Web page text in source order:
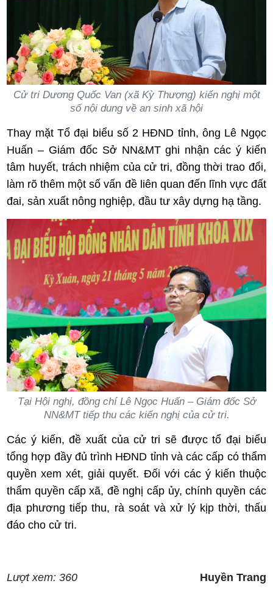
Cử tri Dương Quốc Van (xã Kỳ Thượng) kiến nghị một
số nội dung về an sinh xã hội
Thay mặt Tổ đại biểu số 2 HĐND tỉnh, ông Lê Ngọc
Huấn – Giám đốc Sở NN&MT ghi nhận các ý kiến
tâm huyết, trách nhiệm của cử tri, đồng thời trao đổi,
làm rõ thêm một số vấn đề liên quan đến lĩnh vực đất
đai, sản xuất nông nghiệp, đầu tư xây dựng hạ tầng.
Tại Hội nghị, đồng chí Lê Ngọc Huấn – Giám đốc Sở
NN&MT tiếp thu các kiến nghị của cử tri.
Các ý kiến, đề xuất của cử tri sẽ được tổ đại biểu
tổng hợp đầy đủ trình HĐND tỉnh và các cấp có thẩm
quyền xem xét, giải quyết. Đối với các ý kiến thuộc
thẩm quyền cấp xã, đề nghị cấp ủy, chính quyền các
địa phương tiếp thu, rà soát và xử lý kịp thời, thấu
đáo cho cử tri.
Lượt xem: 360 Huyền Trang